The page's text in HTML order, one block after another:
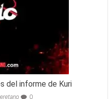
del informe de Kuri
0